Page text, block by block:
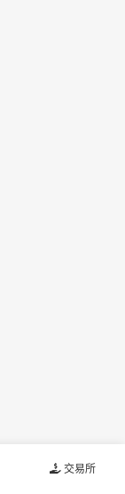
交易所